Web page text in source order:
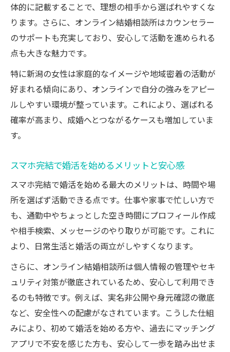
スマホ完結型婚活が働く女性に支持される
理由
オンライン婚活で時間を有効活用する方法
在宅でも安心して始められる婚活スタイル
仕事と両立できるオンライン新潟婚活の魅
力
スマホ一台で始める新潟婚活の魅力とは
スマホだけで新潟婚活を始める手軽さの魅
オンライン婚活が提供する新しい出会い方
スマホ完結で実感する婚活の効率と自由度
新潟女性がスマホで婚活を選ぶ理由を解説
オンライン婚活で生活に自然に溶け込む出
会い
公的支援を活用した安心の婚活方法を紹介
オンライン婚活で公的支援を有効活用する
方法
新潟ならではの婚活支援とオンライン活用
術
スマホ完結で安心できる公的サポートの活
用法
体的に記載することで、理想の相手から選ばれやすくな
ります。さらに、オンライン結婚相談所はカウンセラー
のサポートも充実しており、安心して活動を進められる
点も大きな魅力です。
特に新潟の女性は家庭的なイメージや地域密着の活動が
好まれる傾向にあり、オンラインで自分の強みをアピー
ルしやすい環境が整っています。これにより、選ばれる
確率が高まり、成婚へとつながるケースも増加していま
す。
スマホ完結で婚活を始めるメリットと安心感
スマホ完結で婚活を始める最大のメリットは、時間や場
所を選ばず活動できる点です。仕事や家事で忙しい方で
も、通勤中やちょっとした空き時間にプロフィール作成
や相手検索、メッセージのやり取りが可能です。これに
より、日常生活と婚活の両立がしやすくなります。
さらに、オンライン結婚相談所は個人情報の管理やセキ
ュリティ対策が徹底されているため、安心して利用でき
るのも特徴です。例えば、実名非公開や身元確認の徹底
など、安全性への配慮がなされています。こうした仕組
みにより、初めて婚活を始める方や、過去にマッチング
アプリで不安を感じた方も、安心して一歩を踏み出せま